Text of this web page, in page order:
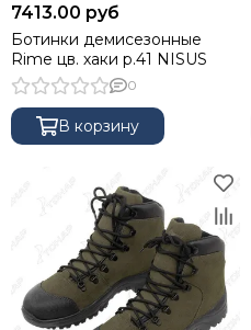
Жилеты разгрузочные
7413.00 руб
Ботинки демисезонные
Rime цв. хаки р.41 NISUS
0
В корзину